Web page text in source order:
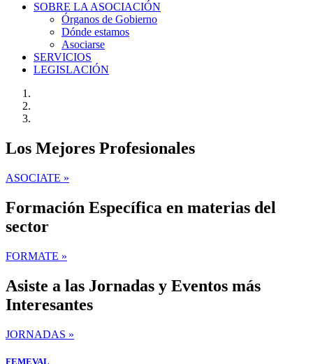
SOBRE LA ASOCIACIÓN
Órganos de Gobierno
Dónde estamos
Asociarse
SERVICIOS
LEGISLACIÓN
Los Mejores Profesionales
ASOCIATE »
Formación Específica en materias del
sector
FORMATE »
Asiste a las Jornadas y Eventos más
Interesantes
JORNADAS »
FEMEVAL